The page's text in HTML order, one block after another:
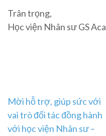
Trân trọng,
Học viện Nhân sư GS
Post
navigation
Mời hỗ trợ, giúp sức với
vai trò đối tác đồng hành
với học viện Nhân sư –